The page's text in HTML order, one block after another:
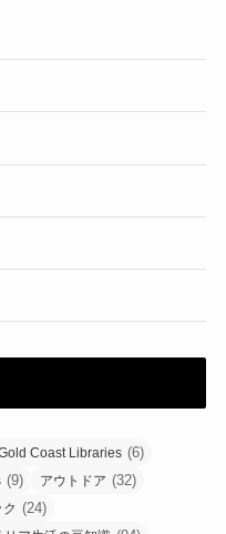
Coast Libraries (6)
(9) アウトドア (32)
(24)